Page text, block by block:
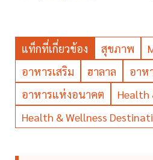
แท็กที่เกี่ยวข้อง สุขภาพ
อาหารเสริม
ฮาลาล
อาห
อาหารแห่งอนาคต
Health
Health & Wellness